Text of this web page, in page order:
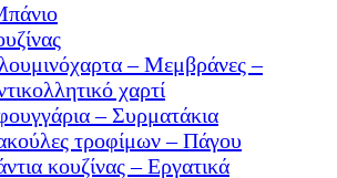
– Μεμβράνες –
χαρτί
– Συρματάκια
τροφίμων – Πάγου
κουζίνας – Εργατικά